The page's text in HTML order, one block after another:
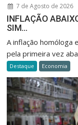
7 de Agosto de 2026
INFLAÇÃO
SIM…
A inflação homóloga
pela primeira vez
Destaque Economia